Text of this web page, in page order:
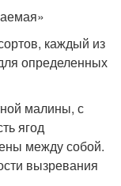
каждый из
определенных
малины, с
ягод
между собой.
вызревания